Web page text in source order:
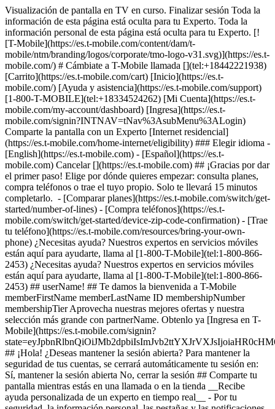
Visualización de pantalla en TV en curso. Finalizar sesión Toda la
información de esta página está oculta para tu Experto. Toda la
información personal de esta página está oculta para tu Experto. [!
[T-Mobile](https://es.t-mobile.com/content/dam/t-
mobile/ntm/branding/logos/corporate/tmo-logo-v31.svg)](https://es.t-
mobile.com/) # Cámbiate a T-Mobile llamada [](tel:+18442221938)
[Carrito](https://es.t-mobile.com/cart) [Inicio](https://es.t-
mobile.com/) [Ayuda y asistencia](https://es.t-mobile.com/support)
[1-800-T-MOBILE](tel:+18334524262) [Mi Cuenta](https://es.t-
mobile.com/my-account/dashboard) [Ingresa](https://es.t-
mobile.com/signin?INTNAV=tNav%3AsubMenu%3ALogin)
Comparte la pantalla con un Experto [Internet residencial]
(https://es.t-mobile.com/home-internet/eligibility) ### Elegir idioma -
[English](https://es.t-mobile.com) - [Español](https://es.t-
mobile.com) Cancelar [](https://es.t-mobile.com) ## ¡Gracias por dar
el primer paso! Elige por dónde quieres empezar: consulta planes,
compra teléfonos o trae el tuyo propio. Solo te llevará 15 minutos
completarlo. - [Comparar planes](https://es.t-mobile.com/switch/get-
started/number-of-lines) - [Compra teléfonos](https://es.t-
mobile.com/switch/get-started/device-zip-code-confirmation) - [Trae
tu teléfono](https://es.t-mobile.com/resources/bring-your-own-
phone) ¿Necesitas ayuda? Nuestros expertos en servicios móviles
están aquí para ayudarte, llama al [1-800-T-Mobile](tel:1-800-866-
2453) ¿Necesitas ayuda? Nuestros expertos en servicios móviles
están aquí para ayudarte, llama al [1-800-T-Mobile](tel:1-800-866-
2453) ## userName! ## Te damos la bienvenida a T-Mobile
memberFirstName memberLastName ID membershipNumber
membershipTier Aprovecha nuestras mejores ofertas y nuestra
selección más grande con partnerName. Obtenlo ya [Ingresa en T-
Mobile](https://es.t-mobile.com/signin?
## ¡Hola! ¿Deseas mantener la sesión abierta? Para mantener la
seguridad de tus cuentas, se cerrará automáticamente tu sesión en:
Sí, mantener la sesión abierta No, cerrar la sesión ## Comparte tu
pantalla mientras estás en una llamada o en la tienda __Recibe
ayuda personalizada de un experto en tiempo real__ - Por tu